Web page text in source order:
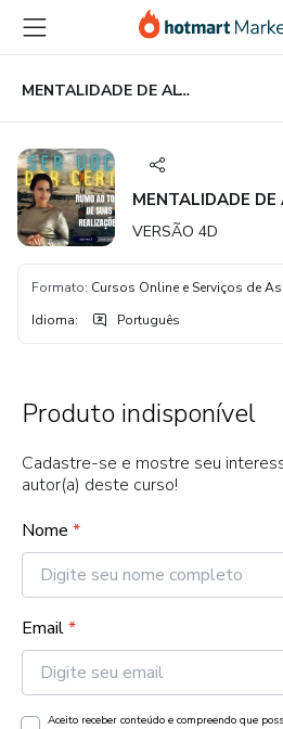
para
conteúdo
principal
para
pagamento
para
rodapé
MENTALIDADE DE ALTA PERFORMANCE.
MENTALIDADE DE
VERSÃO 4D
Formato: Cursos Online e Serviços de
Idioma: Português
Produto indisponível
Cadastre-se e mostre seu
autor(a) deste curso!
Nome *
Email*
Aceito receber conteúdo e compreendo que